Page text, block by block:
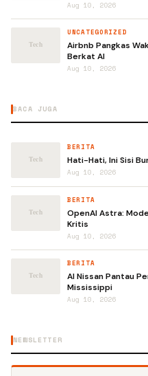
Aug 10, 2026
UNCATEGORIZED
Airbnb Pangkas
Berkat AI
Aug 10, 2026
BACA JUGA
BERITA
Hati-Hati, Ini Sisi
Aug 10, 2026
BERITA
OpenAI Astra:
Kritis
Aug 10, 2026
BERITA
AI Nissan Pantau
Mississippi
Aug 10, 2026
NEWSLETTER